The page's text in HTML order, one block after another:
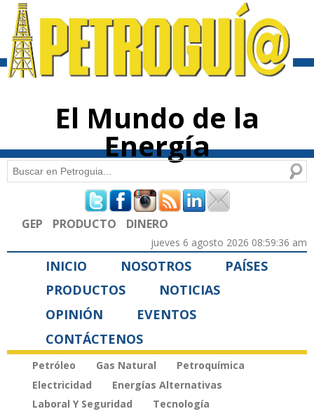
contenido
El Mundo de la
Energía
Formulario de búsqueda
Buscar
GEP PRODUCTO DINERO
jueves 6 agosto 2026 08:59:36 am
INICIO NOSOTROS
PAÍSES
PRODUCTOS
NOTICIAS
OPINIÓN
EVENTOS
CONTÁCTENOS
Petróleo Gas Natural
Petroquímica
Electricidad
Energías Alternativas
Laboral Y Seguridad
Tecnología